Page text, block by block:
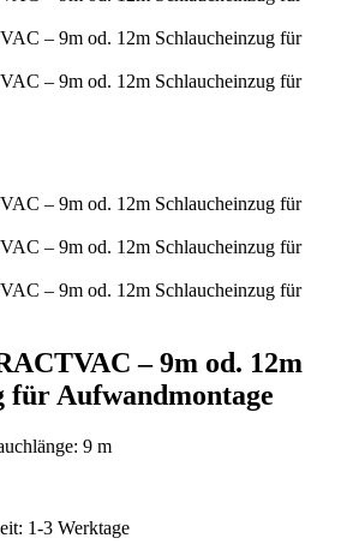
– 9m od. 12m
für Aufwandmontage
9 m
1-3 Werktage